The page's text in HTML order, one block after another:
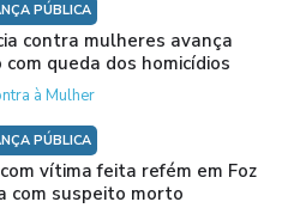
PÚBLICA
contra mulheres avança
com queda dos homicídios
à Mulher
PÚBLICA
vítima feita refém em Foz
com suspeito morto